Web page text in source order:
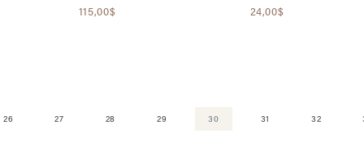
115,00$ 24,00$
26 27 28 29 30 31 32